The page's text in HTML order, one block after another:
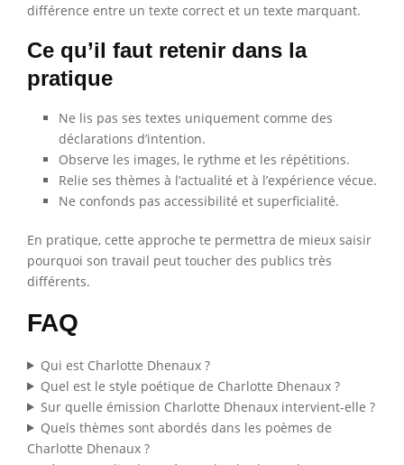
différence entre un texte correct et un texte marquant.
Ce qu’il faut retenir dans la
pratique
Ne lis pas ses textes uniquement comme des
déclarations d’intention.
Observe les images, le rythme et les répétitions.
Relie ses thèmes à l’actualité et à l’expérience vécue.
Ne confonds pas accessibilité et superficialité.
En pratique, cette approche te permettra de mieux saisir
pourquoi son travail peut toucher des publics très
différents.
FAQ
Qui est Charlotte Dhenaux ?
Quel est le style poétique de Charlotte Dhenaux ?
Sur quelle émission Charlotte Dhenaux intervient-elle ?
Quels thèmes sont abordés dans les poèmes de
Charlotte Dhenaux ?